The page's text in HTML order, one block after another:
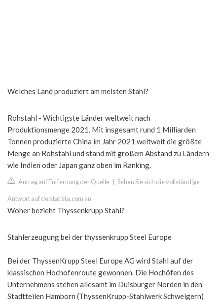
Welches Land produziert am meisten Stahl?
Rohstahl - Wichtigste Länder weltweit nach
Produktionsmenge 2021. Mit insgesamt rund 1 Milliarden
Tonnen produzierte China im Jahr 2021 weltweit die größte
Menge an Rohstahl und stand mit großem Abstand zu Ländern
wie Indien oder Japan ganz oben im Ranking.
Antrag auf Entfernung der Quelle Sehen Sie sich die vollständige
Antwort auf de.statista.com an
Woher bezieht Thyssenkrupp Stahl?
Stahlerzeugung bei der thyssenkrupp Steel Europe
Bei der ThyssenKrupp Steel Europe AG wird Stahl auf der
klassischen Hochofenroute gewonnen. Die Hochöfen des
Unternehmens stehen allesamt im Duisburger Norden in den
Stadtteilen Hamborn (ThyssenKrupp-Stahlwerk Schwelgern)